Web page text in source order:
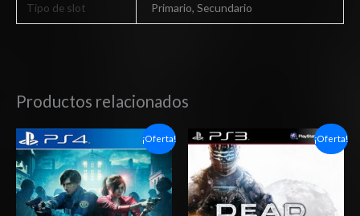
Tipo de slot Primario, Secundario
Productos relacionados
¡Oferta!
Rango
de
precios:
desde
$4.00
hasta
$7.00
¡Oferta!
El
precio
original
era:
$8.03.
El
precio
actual
es:
$4.98.